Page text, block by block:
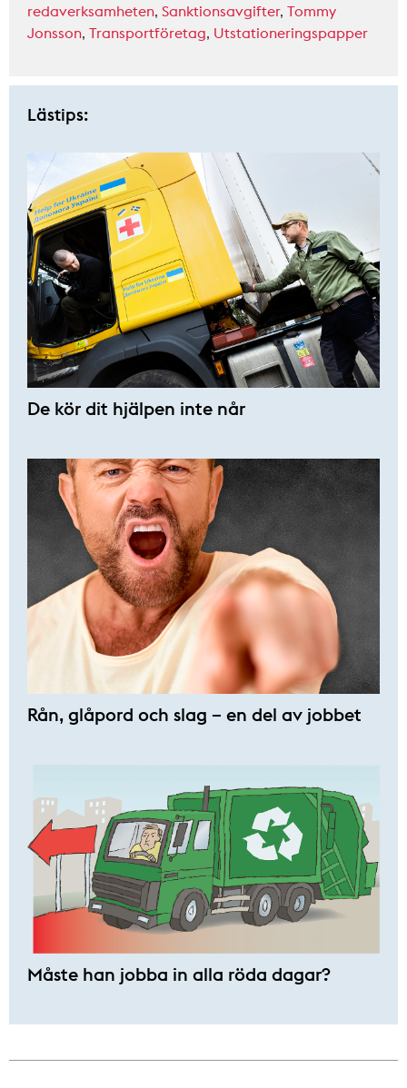
redaverksamheten, Sanktionsavgifter, Tommy
Jonsson, Transportföretag, Utstationeringspapper
Lästips:
De kör dit hjälpen inte når
Rån, glåpord och slag – en del av jobbet
Måste han jobba in alla röda dagar?